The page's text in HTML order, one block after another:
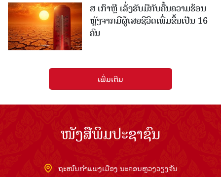
ສ ເກົາຫຼີ ເລັ່ງຮັບມືກັບຄື້ນຄວາມຮ້ອນ
ຫຼັງຈາກມີຜູ້ເສຍຊີວິດເພີ່ມຂຶ້ນເປັນ 16
ຄົນ
ເພີ່ມເຕີມ
ໜັງສືພິມປະຊາຊົນ
ຖະໜົນກຳແພງເມືອງ ນະຄອນຫຼວງວຽງຈັນ